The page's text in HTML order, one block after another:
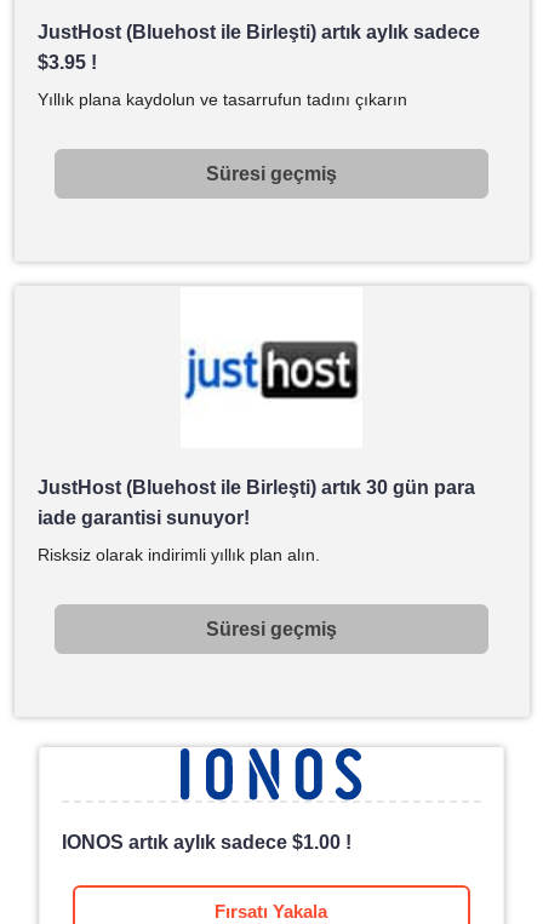
JustHost (Bluehost ile Birleşti) artık aylık sadece
$3.95!
Yıllık plana kaydolun ve tasarrufun tadını çıkarın
Süresi geçmiş
JustHost (Bluehost ile Birleşti) artık 30 gün para
iade garantisi sunuyor!
Risksiz olarak indirimli yıllık plan alın.
Süresi geçmiş
IONOS artık aylık sadece $1.00!
Fırsatı Yakala